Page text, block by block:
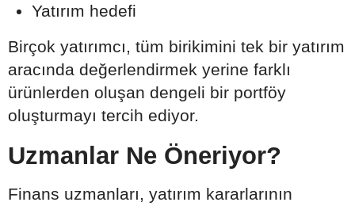
Yatırım hedefi
Birçok yatırımcı, tüm birikimini tek bir yatırım
aracında değerlendirmek yerine farklı
ürünlerden oluşan dengeli bir portföy
oluşturmayı tercih ediyor.
Uzmanlar Ne Öneriyor?
Finans uzmanları, yatırım kararlarının